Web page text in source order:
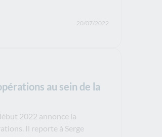
20/07/2022
au sein de la
2022 annonce la
Il reporte à Serge